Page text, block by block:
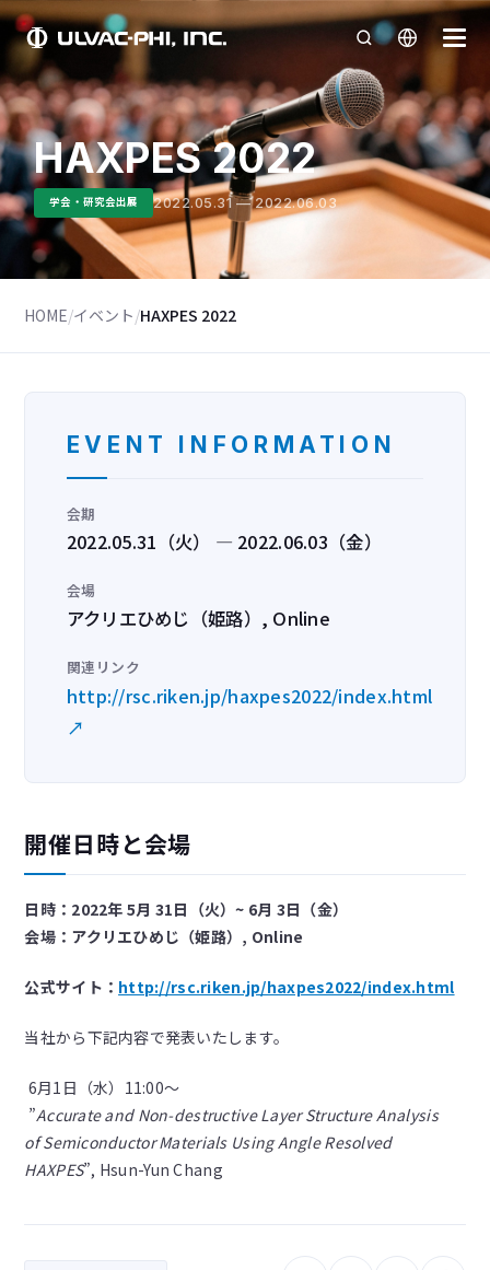
HAXPES 2022
学会・研究会出展 2022.05.31 — 2022.06.03
HOME/イベント/HAXPES 2022
EVENT INFORMATION
会期
2022.05.31（火） — 2022.06.03（金）
会場
アクリエひめじ（姫路）, Online
関連リンク
http://rsc.riken.jp/haxpes2022/index.html
↗
開催日時と会場
日時：2022年 5月 31日（火）~ 6月 3日（金）
会場：アクリエひめじ（姫路）, Online
公式サイト： http://rsc.riken.jp/haxpes2022/index.html
当社から下記内容で発表いたします。
6月1日（水）11:00～
”Accurate and Non-destructive Layer Structure Analysis
of Semiconductor Materials Using Angle Resolved
HAXPES”, Hsun-Yun Chang